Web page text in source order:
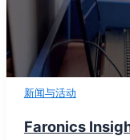
新闻与活动
Faronics